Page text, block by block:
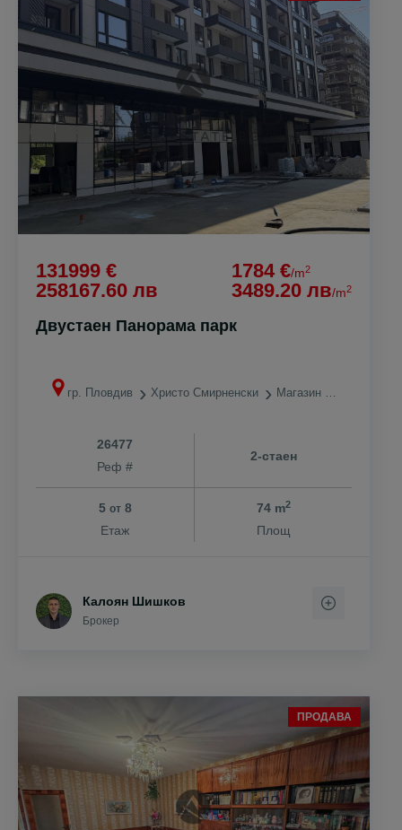
131999 €
258167.60 лв
1784 €/m2
3489.20 лв/m2
Двустаен Панорама парк
гр. Пловдив Христо Смирненски Магазин ЛИДЛ
26477
Реф #
2-стаен
5 от8
Етаж
74 m2
Площ
Калоян Шишков
Брокер
ПРОДАВА